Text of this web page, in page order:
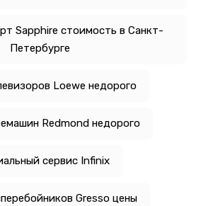
Sapphire стоимость в Санкт-
Петербурге
Loewe недорого
Redmond недорого
сервис Infinix
Gresso цены